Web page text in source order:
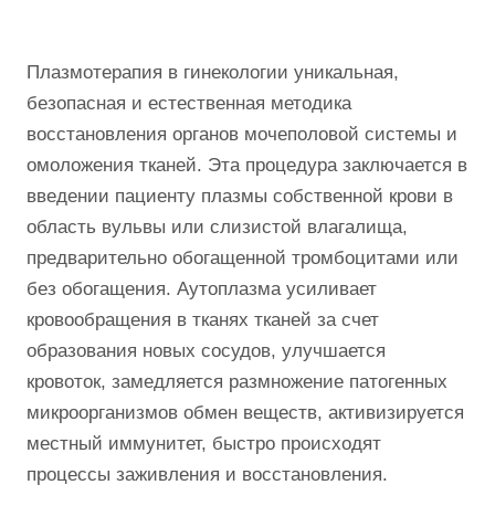
Плазмотерапия в гинекологии уникальная,
безопасная и естественная методика
восстановления органов мочеполовой системы и
омоложения тканей. Эта процедура заключается в
введении пациенту плазмы собственной крови в
область вульвы или слизистой влагалища,
предварительно обогащенной тромбоцитами или
без обогащения. Аутоплазма усиливает
кровообращения в тканях тканей за счет
образования новых сосудов, улучшается
кровоток, замедляется размножение патогенных
микроорганизмов обмен веществ, активизируется
местный иммунитет, быстро происходят
процессы заживления и восстановления.